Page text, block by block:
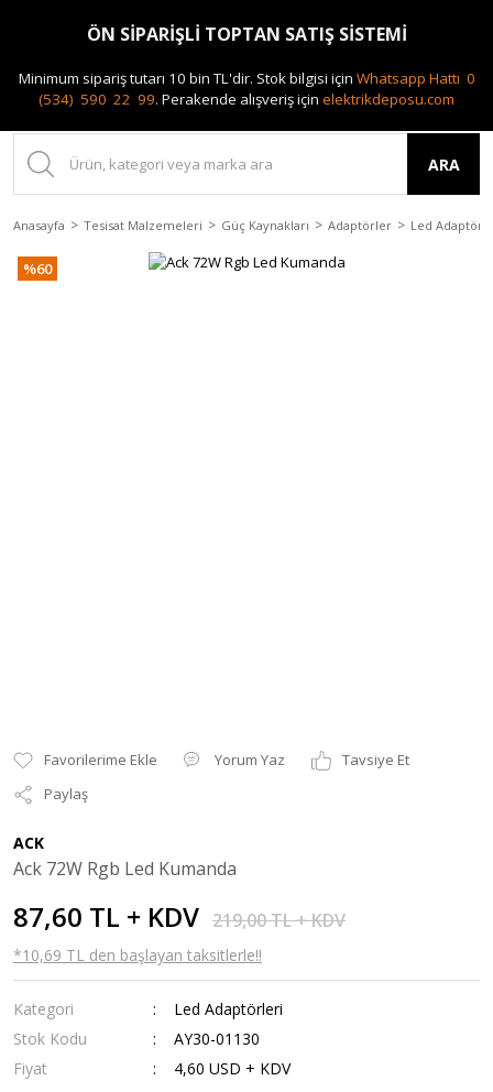
0(212) 240 87 88
ARA
Anasayfa Tesisat Malzemeleri Güç Kaynakları Adaptörler Led
%60
Yorum Yaz
Tavsiye Et
Paylaş
ACK
Ack 72W Rgb Led Kumanda
87,60 TL + KDV 219,00 TL + KDV
*10,69 TL den başlayan taksitlerle!!
Kategori
Led Adaptörleri
Stok Kodu
AY30-01130
Fiyat
4,60 USD + KDV
ÖN SİPARİŞLİ TOPTAN SATIŞ SİSTEMİ
Minimum sipariş tutarı 10 bin TL'dir. Stok bilgisi için Whatsapp Hattı 0
(534) 590 22 99. Perakende alışveriş için elektrikdeposu.com